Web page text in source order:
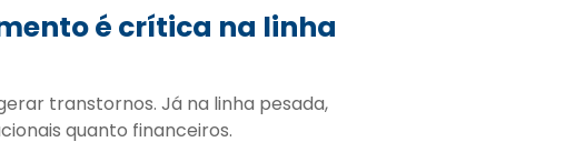
é crítica na linha
transtornos. Já na linha pesada,
quanto financeiros.